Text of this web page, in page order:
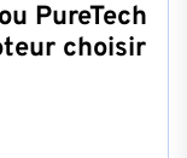
PureTech
choisir